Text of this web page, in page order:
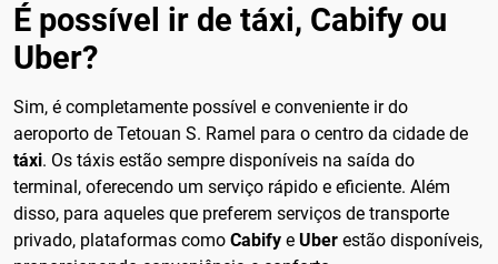
É possível ir de táxi, Cabify ou
Uber?
Sim, é completamente possível e conveniente ir do
aeroporto de Tetouan S. Ramel para o centro da cidade de
táxi. Os táxis estão sempre disponíveis na saída do
terminal, oferecendo um serviço rápido e eficiente. Além
disso, para aqueles que preferem serviços de transporte
privado, plataformas como Cabify e Uber estão disponíveis,